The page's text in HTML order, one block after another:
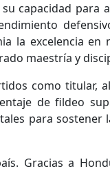
capacidad para
la excelencia en
maestría y
como titular,
de fildeo
para sostener
Gracias a